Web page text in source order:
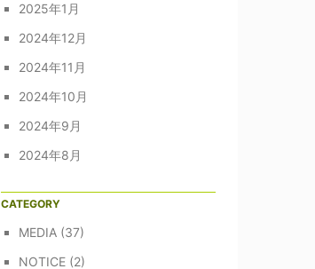
2025年1月
2024年12月
2024年11月
2024年10月
2024年9月
2024年8月
CATEGORY
MEDIA(37)
NOTICE(2)